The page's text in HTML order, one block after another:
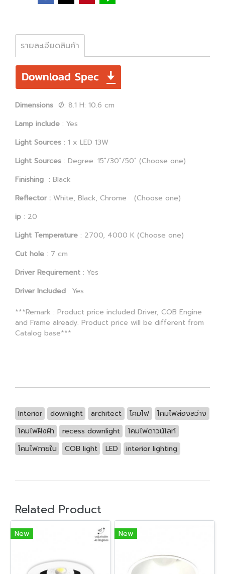
รายละเอียดสินค้า
Dimensions Ø: 8.1 H: 10.6 cm
Lamp include : Yes
Light Sources : 1 x LED 13W
Light Sources : Degree: 15˚/30˚/50˚ (Choose one)
Finishing : Black
Reflector : White, Black, Chrome (Choose one)
ip : 20
Light Temperature : 2700, 4000 K (Choose one)
Cut hole : 7 cm
Driver Requirement : Yes
Driver Included : Yes
***Remark : Product price included Driver, COB Engine
and Frame already. Product price will be different from
Catalog base***
Interior downlight architect โคมไฟ
โคมไฟส่องสว่าง
โคมไฟฝังฝ้า
recess downlight
โคมไฟดาวน์ไลท์
โคมไฟภายใน
COB light LED interior lighting
Related Product
New New